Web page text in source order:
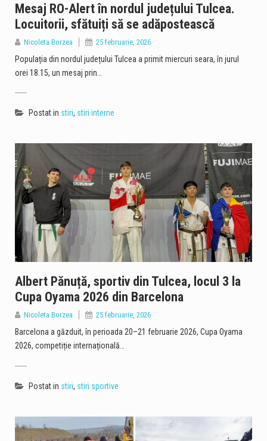
Mesaj RO-Alert în nordul județului Tulcea.
Locuitorii, sfătuiți să se adăpostească
Nicoleta Borzea 25 februarie, 2026
Populația din nordul județului Tulcea a primit miercuri seara, în jurul
orei 18.15, un mesaj prin…
Postat in stiri, stiri interne
Albert Pănuță, sportiv din Tulcea, locul 3 la
Cupa Oyama 2026 din Barcelona
Nicoleta Borzea 25 februarie, 2026
Barcelona a găzduit, în perioada 20–21 februarie 2026, Cupa Oyama
2026, competiție internațională…
Postat in stiri, stiri sportive